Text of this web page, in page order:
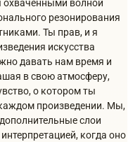
охваченными волной
резонирования
Ты прав, и я
искусства
давать нам время и
в свою атмосферу,
о котором ты
произведении. Мы,
слои
когда оно